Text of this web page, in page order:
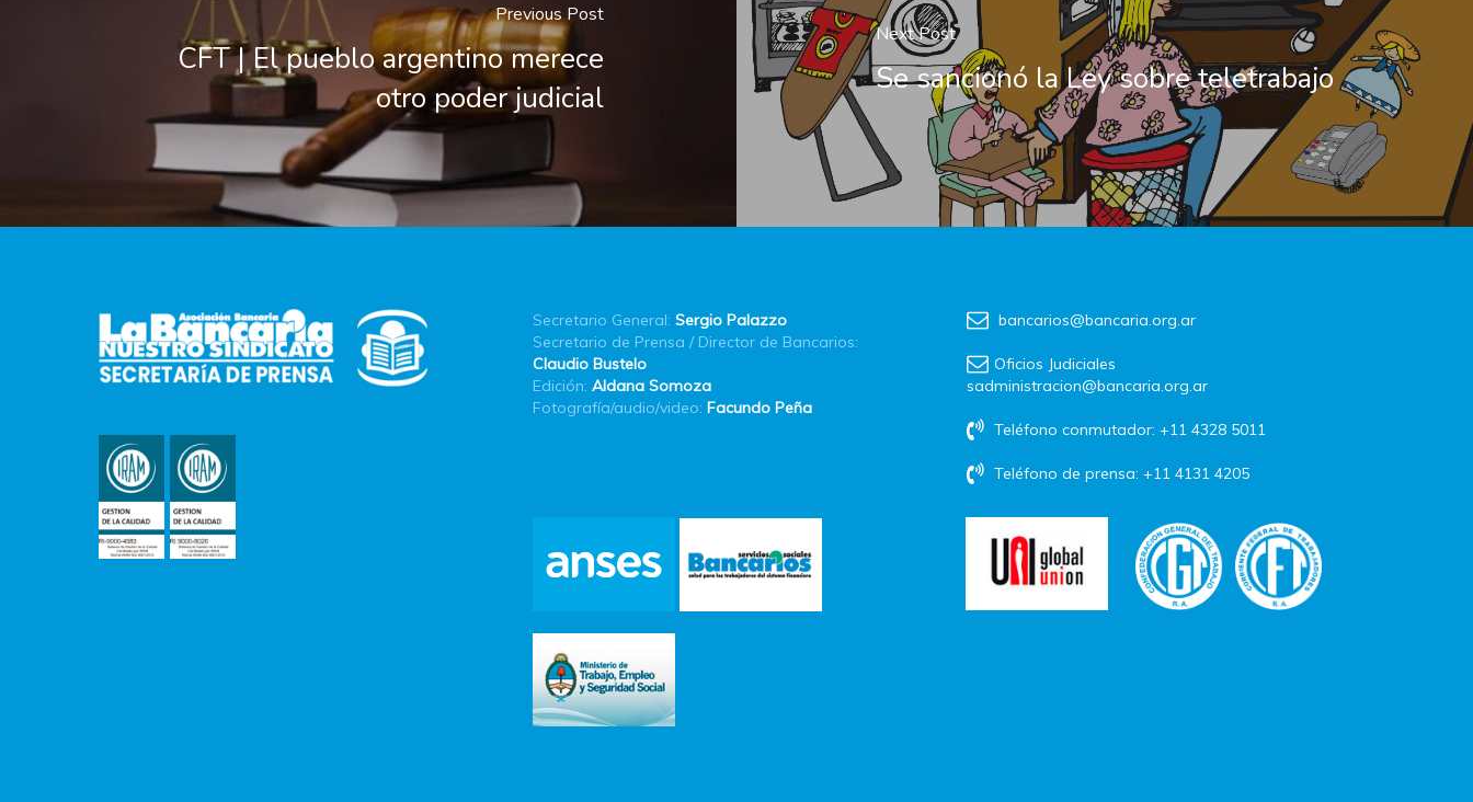
Previous Post
CFT | El pueblo argentino merece
otro poder judicial
Next Post
Se sancionó la Ley sobre teletrabajo
Secretario General: Sergio Palazzo
Secretario de Prensa / Director de Bancarios:
Claudio Bustelo
Edición: Aldana Somoza
Fotografía/audio/video: Facundo Peña
bancarios@bancaria.org.ar
Oficios Judiciales
sadministracion@bancaria.org.ar
Teléfono conmutador: +11 4328 5011
Teléfono de prensa: +11 4131 4205